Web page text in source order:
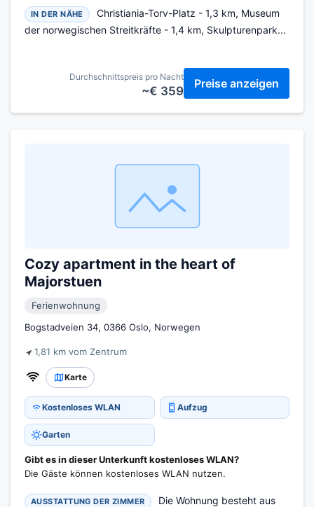
IN DER NÄHE
Christiania-Torv-Platz - 1,3 km, Museum
der norwegischen Streitkräfte - 1,4 km, Skulpturenpark...
Durchschnittspreis pro Nacht
~€ 359
Preise anzeigen
Cozy apartment in the heart of
Majorstuen
Ferienwohnung
Bogstadveien 34, 0366 Oslo, Norwegen
1,81 km vom Zentrum
Karte
Kostenloses WLAN Aufzug
Garten
Gibt es in dieser Unterkunft kostenloses WLAN?
Die Gäste können kostenloses WLAN nutzen.
AUSSTATTUNG DER ZIMMER
Die Wohnung besteht aus